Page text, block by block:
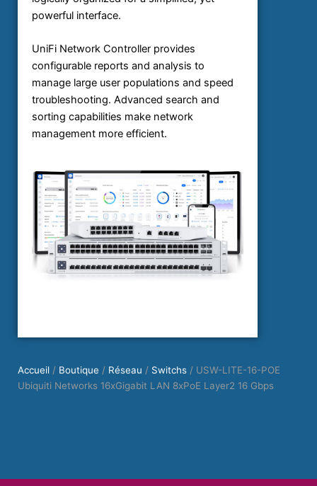
powerful interface.
UniFi Network Controller provides
configurable reports and analysis to
manage large user populations and speed
troubleshooting. Advanced search and
sorting capabilities make network
management more efficient.
Accueil/ Boutique / Réseau / Switchs/ USW-LITE-16-POE
Ubiquiti Networks 16xGigabit LAN 8xPoE Layer2 16 Gbps